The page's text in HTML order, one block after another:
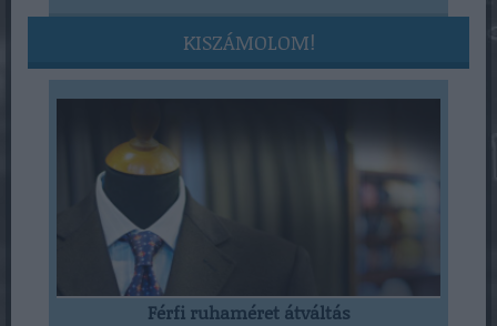
KISZÁMOLOM!
Férfi ruhaméret átváltás